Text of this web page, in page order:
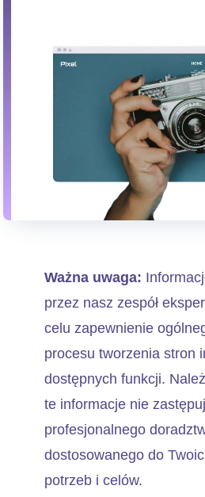
Ważna uwaga:
przez nasz zespół
celu zapewnienie
procesu tworzenia stron
dostępnych funkcji.
te informacje nie
profesjonalnego
dostosowanego do
potrzeb i celów.